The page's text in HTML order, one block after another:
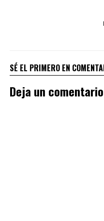
SÉ EL PRIMERO EN
Deja un comentario